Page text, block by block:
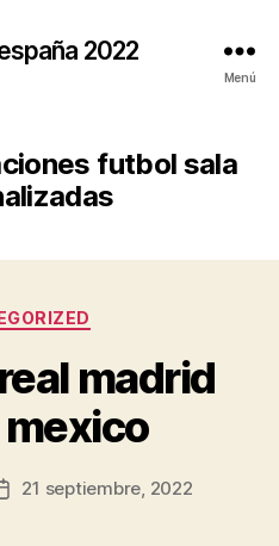
2022
Menú
futbol sala
Categorías
madrid
21 septiembre, 2022